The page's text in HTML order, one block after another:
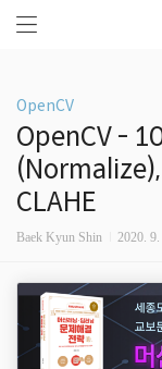
OpenCV
OpenCV -
CLAHE
Baek Kyun Shin 2020.